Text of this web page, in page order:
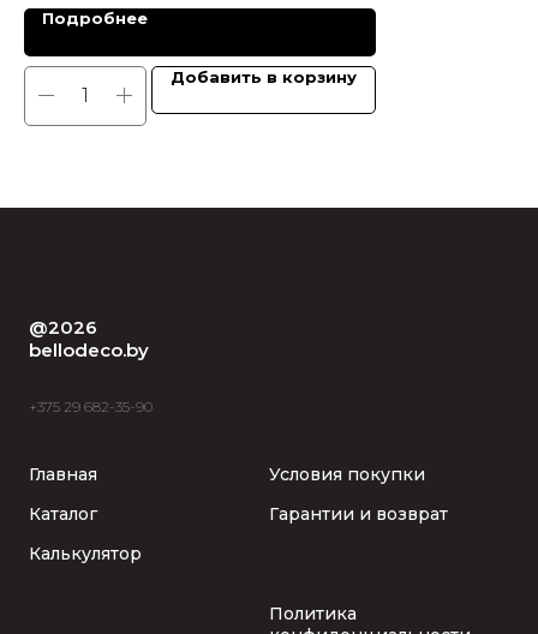
Подробнее
Добавить в корзину
@2026
bellodeco.by
+375 29 682-35-90
Главная
Каталог
Калькулятор
Условия покупки
Гарантии и возврат
Политика